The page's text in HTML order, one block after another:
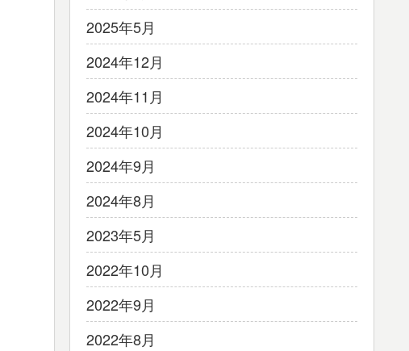
2025年5月
2024年12月
2024年11月
2024年10月
2024年9月
2024年8月
2023年5月
2022年10月
2022年9月
2022年8月